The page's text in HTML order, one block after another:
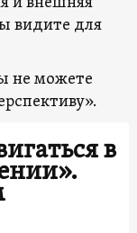
видите для
не можете
в